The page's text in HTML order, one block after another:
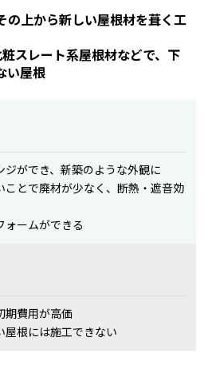
の上から新しい屋根材を葺く工
スレート系屋根材などで、下
い屋根
ができ、新築のような外観に
ことで廃材が少なく、断熱・遮音効
ォームができる
期費用が高価
根には施工できない